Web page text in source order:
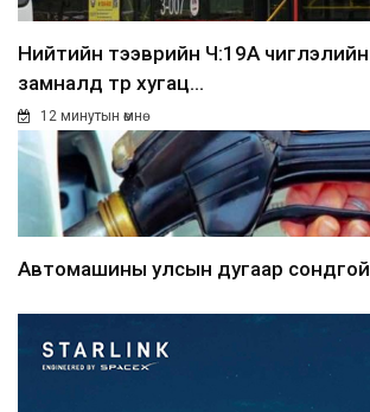
Нийтийн тээврийн Ч:19А чиглэлийн
замналд түр хугац...
12 минутын өмнө
Автомашины улсын дугаар сондгой